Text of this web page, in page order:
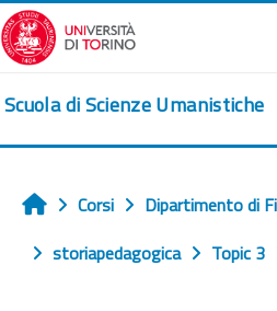
Vai al contenuto principale
Scuola di Scienze Umanistiche
Home
Corsi Dipartimento di
storiapedagogica
Topic 3